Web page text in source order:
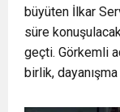
büyüten İlkar
süre
geçti. Görkemli
birlik,